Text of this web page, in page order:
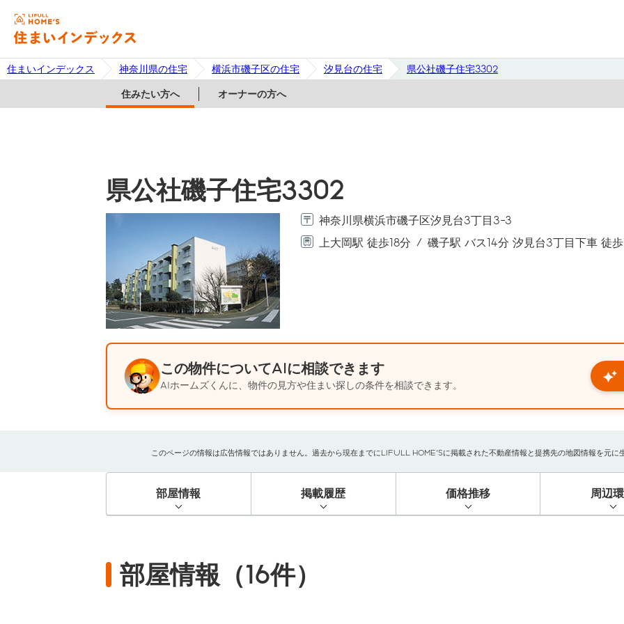
住まいインデックス 神奈川県の住宅 横浜市磯子区の住宅 汐見台の住宅 県公社磯子住宅3302
住みたい方へ オーナーの方へ
県公社磯子住宅3302
神奈川県横浜市磯子区汐見台3丁目3-3
上大岡駅 徒歩18分
磯子駅 バス14分 汐見台3丁目下車 徒歩
この物件についてAIに相談できます
AIホームズくんに、物件の見方や住まい探しの条件を相談できます。
このページの情報は広告情報ではありません。過去から現在までにLIFULL HOME'Sに掲載された不動産情報と提携先の地図情報を元
部屋情報 掲載履歴 価格推移 周辺
部屋情報（16件）